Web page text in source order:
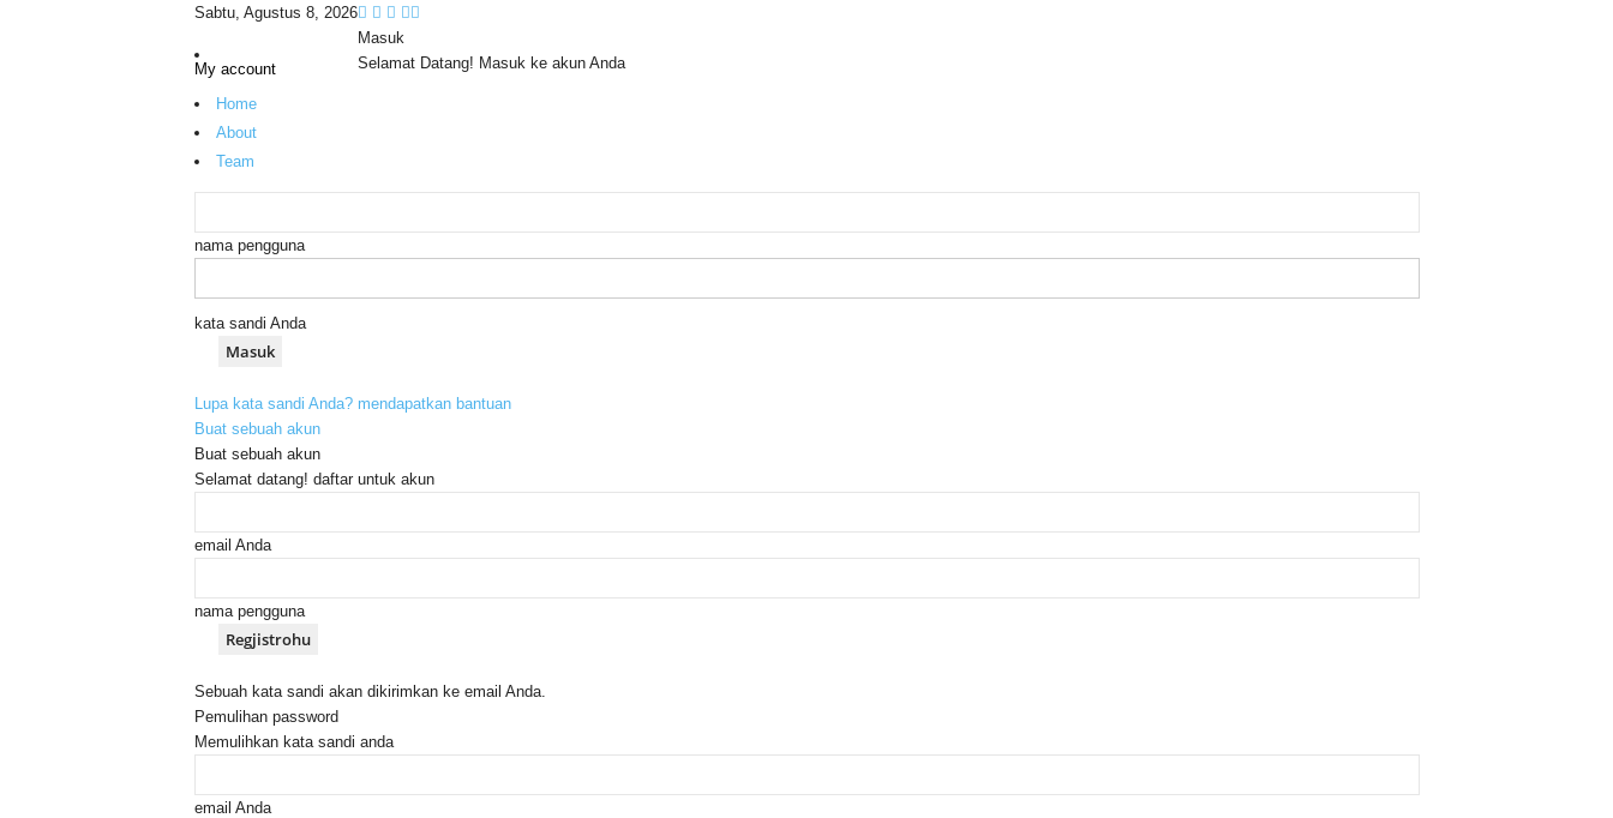
Sabtu, Agustus 8, 2026
My account
Home
About
Team
Masuk
Selamat Datang! Masuk ke akun Anda
nama pengguna
kata sandi Anda
Lupa kata sandi Anda? mendapatkan bantuan
Buat sebuah akun
Buat sebuah akun
Selamat datang! daftar untuk akun
email Anda
nama pengguna
Sebuah kata sandi akan dikirimkan ke email Anda.
Pemulihan password
Memulihkan kata sandi anda
email Anda